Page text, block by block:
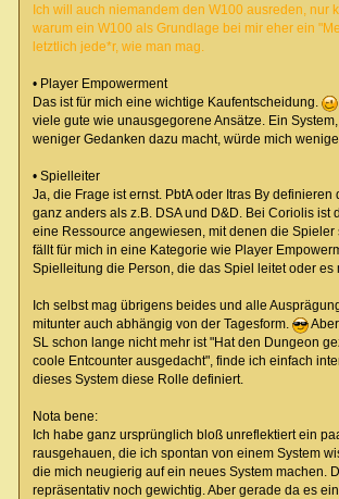
Ich will auch niemandem den W100 ausreden, nur
warum ein W100 als Grundlage bei mir eher ein
letztlich jede*r, wie man mag.
• Player Empowerment
Das ist für mich eine wichtige Kaufentscheidung.
viele gute wie unausgegorene Ansätze. Ein
weniger Gedanken dazu macht, würde mich
• Spielleiter
Ja, die Frage ist ernst. PbtA oder Itras By definieren
ganz anders als z.B. DSA und D&D. Bei Coriolis ist
eine Ressource angewiesen, mit denen die Spieler
fällt für mich in eine Kategorie wie Player
Spielleitung die Person, die das Spiel leitet oder es
Ich selbst mag übrigens beides und alle
mitunter auch abhängig von der Tagesform.
SL schon lange nicht mehr ist "Hat den Dungeon
coole Entcounter ausgedacht", finde ich einfach
dieses System diese Rolle definiert.
Nota bene:
Ich habe ganz ursprünglich bloß unreflektiert ein
rausgehauen, die ich spontan von einem System
die mich neugierig auf ein neues System machen.
repräsentativ noch gewichtig. Aber gerade da es